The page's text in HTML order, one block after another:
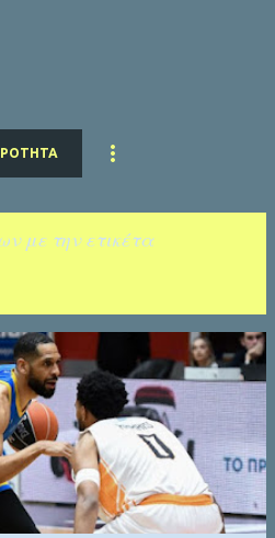
ΠΑΡΙ ΣΕΝ ΖΕΡΜΕΝ
ΑΡΣΕΝΑΛ ΑΤΛΕΤΙΚΟ ΜΑΔΡΙΤΗΣ
με την ετικέτα